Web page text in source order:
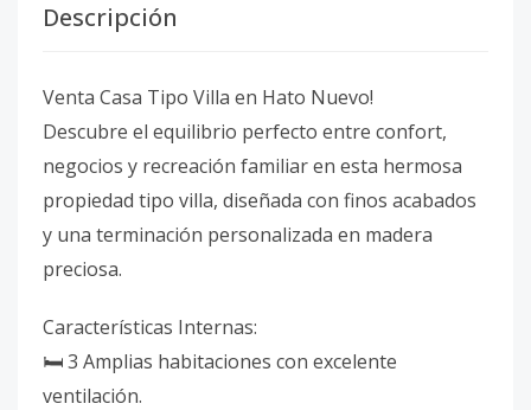
Descripción
Venta Casa Tipo Villa en Hato Nuevo!
Descubre el equilibrio perfecto entre confort,
negocios y recreación familiar en esta hermosa
propiedad tipo villa, diseñada con finos acabados
y una terminación personalizada en madera
preciosa.
Características Internas:
🛏️ 3 Amplias habitaciones con excelente
ventilación.